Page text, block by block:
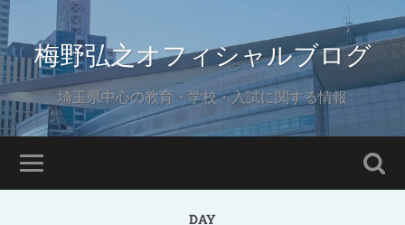
梅野弘之オフィシャルブログ
埼玉県中心の教育・学校・入試に関する情報
DAY